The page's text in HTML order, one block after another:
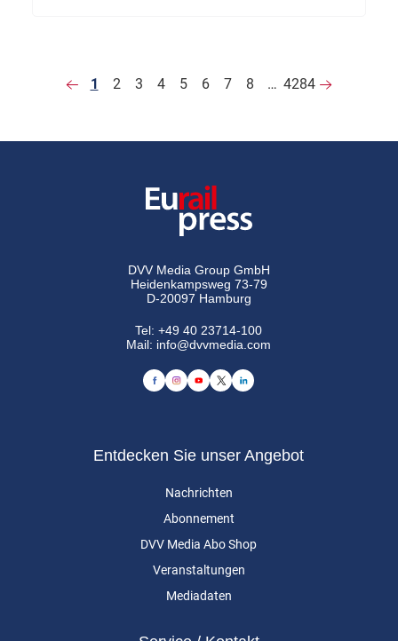
1 2 3 4 5 6 7 8 … 4284
DVV Media Group GmbH
Heidenkampsweg 73-79
D-20097 Hamburg
Tel:+49 40 23714-100
Mail: info@dvvmedia.com
Entdecken Sie unser Angebot
Nachrichten
Abonnement
DVV Media Abo Shop
Veranstaltungen
Mediadaten